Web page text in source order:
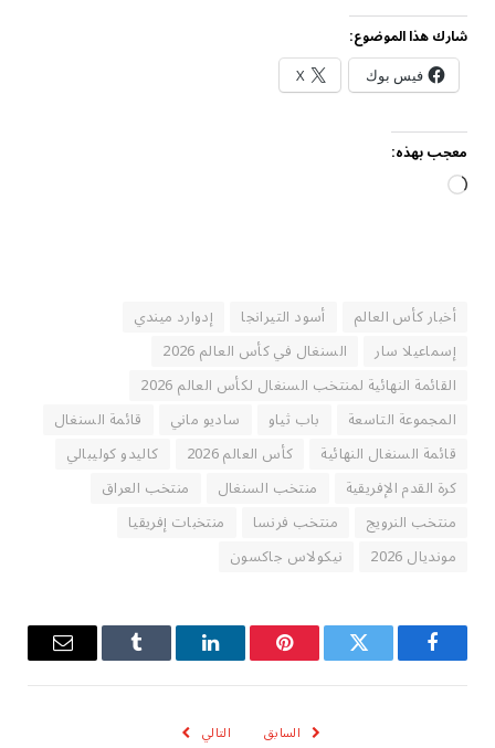
شارك هذا الموضوع:
فيس بوك X
معجب بهذه:
جاري
أخبار كأس العالم أسود التيرانجا
إدوارد ميندي
إسماعيلا سار
السنغال في كأس العالم 2026
القائمة النهائية لمنتخب السنغال لكأس العالم 2026
المجموعة التاسعة
باب ثياو ساديو ماني
قائمة السنغال
قائمة السنغال النهائية
كأس العالم 2026
كاليدو كوليبالي
كرة القدم الإفريقية
منتخب السنغال
منتخب العراق
منتخب النرويج
منتخب فرنسا
منتخبات إفريقيا
مونديال 2026
نيكولاس جاكسون
فيسبوك تويتر بينتيريستلينكدإن Tumblr
البريد
السابق التالي